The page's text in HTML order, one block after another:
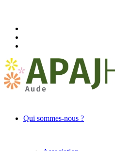
Qui sommes-nous ?